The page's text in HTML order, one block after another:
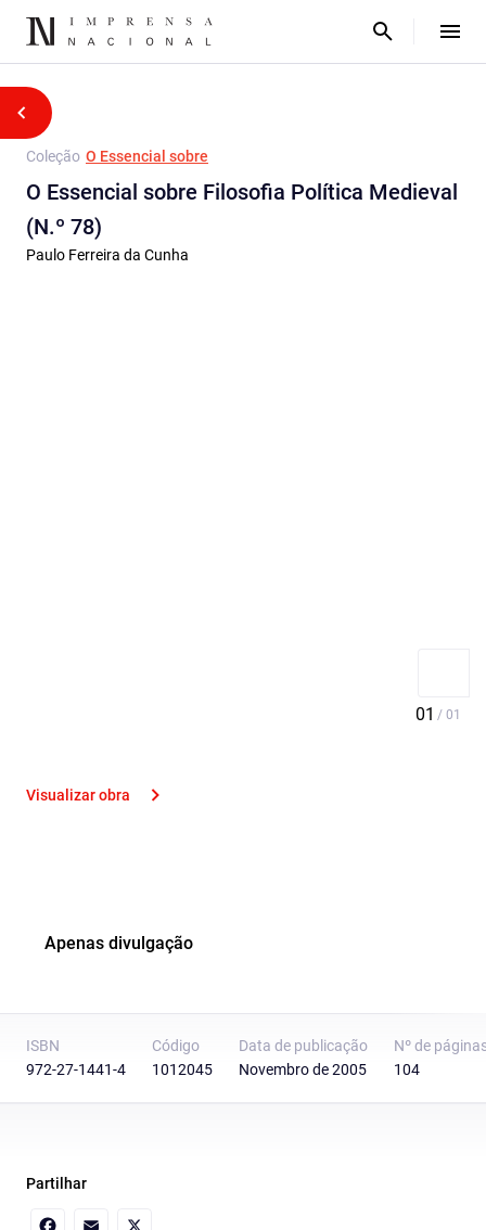
Coleção O Essencial sobre
O Essencial sobre Filosofia Política Medieval
(N.º 78)
Paulo Ferreira da Cunha
Visualizar obra
Apenas divulgação
ISBN
972-27-1441-4
Código
1012045
Data de publicação
Novembro de 2005
Nº de
104
Partilhar